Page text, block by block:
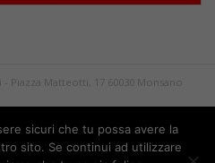
Piazza Matteotti, 17 60030 Monsano
sicuri che tu possa avere la
sito. Se continui ad utilizzare